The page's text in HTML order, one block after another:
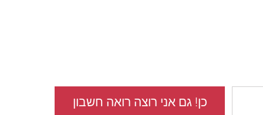
כן! גם אני רוצה רואה חשבון